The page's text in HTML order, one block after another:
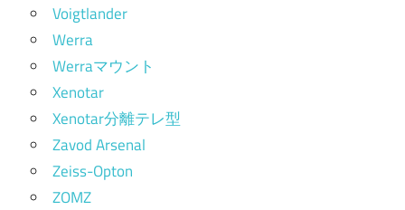
Voigtlander
Werra
Werraマウント
Xenotar
Xenotar分離テレ型
Zavod Arsenal
Zeiss-Opton
ZOMZ